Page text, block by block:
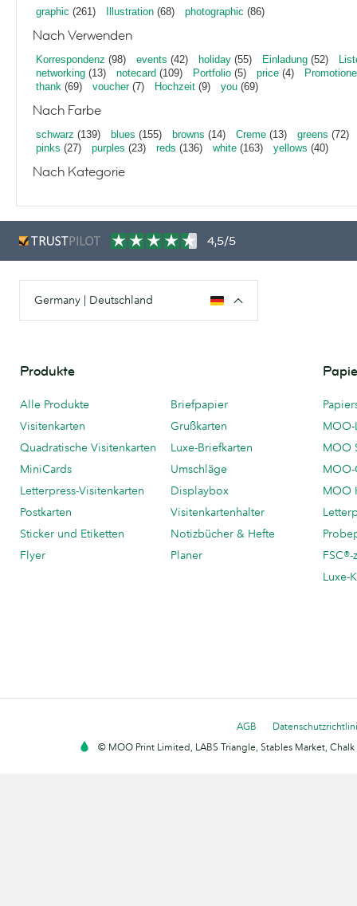
graphic (261) Illustration (68) photographic (86)
Nach Verwenden
Korrespondenz (98) events (42) holiday (55) Einladung (52)
networking (13) notecard (109) Portfolio (5) price (4)
thank (69) voucher(7) Hochzeit (9) you (69)
Nach Farbe
schwarz (139) blues (155) browns (14) Creme (13) greens (72)
pinks (27) purples (23) reds (136) white (163) yellows (40)
Nach Kategorie
4,5/5
Germany | Deutschland
Produkte
Alle Produkte
Visitenkarten
Quadratische Visitenkarten
MiniCards
Letterpress-Visitenkarten
Postkarten
Sticker und Etiketten
Flyer
Briefpapier
Grußkarten
Luxe-Briefkarten
Umschläge
Displaybox
Visitenkartenhalter
Notizbücher & Hefte
Planer
MOO-
MOO
MOO
Luxe-
AGB
© MOO Print Limited, LABS Triangle, Stables Market,